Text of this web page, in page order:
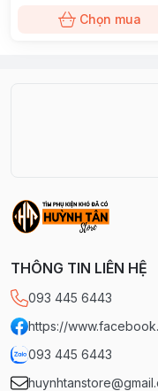
Chọn mua
THÔNG TIN LIÊN HỆ
093 445 6443
https://
093 445 6443